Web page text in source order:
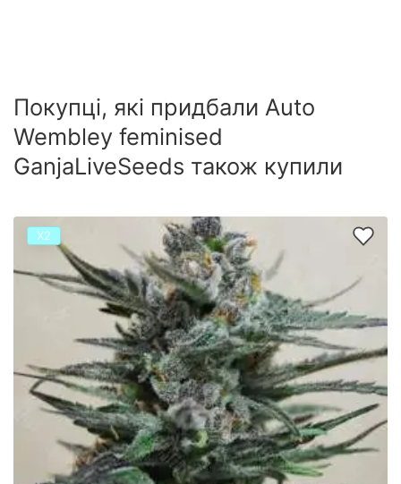
Покупці, які придбали Auto
Wembley feminised
GanjaLiveSeeds також купили
Х2